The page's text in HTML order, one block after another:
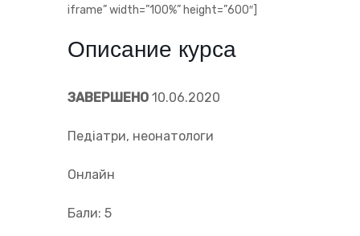
iframe” width=”100%” height=”600″]
Описание курса
ЗАВЕРШЕНО 10.06.2020
Педіатри, неонатологи
Онлайн
Бали: 5